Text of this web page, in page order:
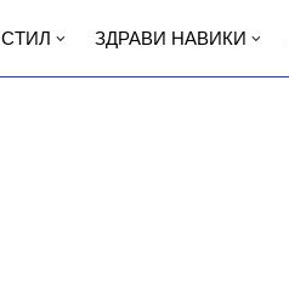
СТИЛ ЗДРАВИ НАВИКИ